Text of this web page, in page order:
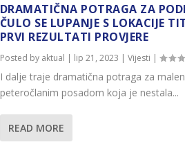
DRAMATIČNA POTRAGA ZA
ČULO SE LUPANJE S LOKACIJE
PRVI REZULTATI PROVJERE
Posted by aktual | lip 21, 2023 | Vijesti |
I dalje traje dramatična potraga za
peteročlanim posadom koja je nestala...
READ MORE